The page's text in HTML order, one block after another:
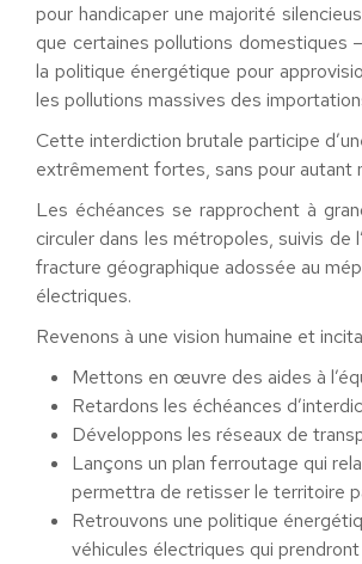
pour handicaper une majorité
que certaines pollutions domestiques
la politique énergétique pour
les pollutions massives des
Cette interdiction brutale participe
extrêmement fortes, sans pour
Les échéances se rapprochent à
circuler dans les métropoles, suivis de
fracture géographique adossée au
électriques.
Revenons à une vision humaine et
Mettons en œuvre des aides à
Retardons les échéances
Développons les réseaux de
Lançons un plan ferroutage qui
permettra de retisser le territoire
Retrouvons une politique
véhicules électriques qui